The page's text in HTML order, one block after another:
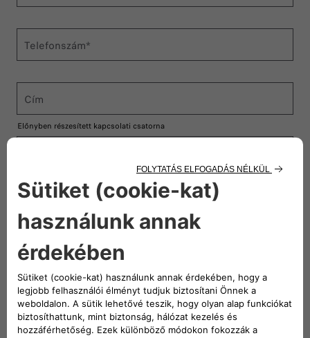
Telefonszám*
Cím
Előnyben részesített kapcsolati csatorna
Van adószámod?
Igen
Nem
* Az összes mező kitöltése kötelező
Hozzájárulás
Olvasd el, hogyan gondoskodunk adataidról!
Adatkezelési tájékoztató